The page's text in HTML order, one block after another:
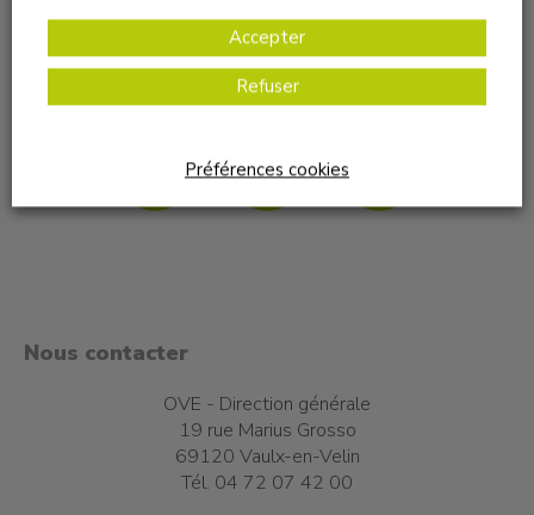
Nous suivre sur les réseaux sociaux
Nous contacter
OVE - Direction générale
19 rue Marius Grosso
69120 Vaulx-en-Velin
Tél. 04 72 07 42 00
Accepter
Refuser
Préférences cookies